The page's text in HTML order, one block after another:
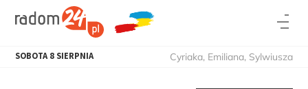
SOBOTA 8 SIERPNIA Cyriaka, Emiliana, Sylwiusza